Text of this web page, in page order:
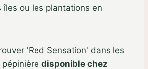
îles ou les plantations en
'Red Sensation' dans les
disponible chez